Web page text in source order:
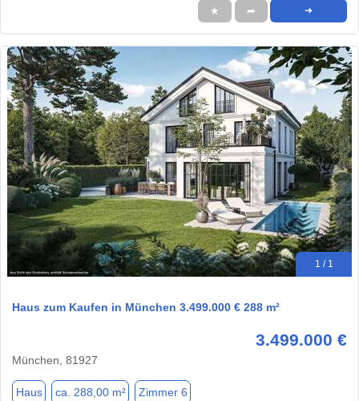
★ ➦ ➜
1 / 1
Haus zum Kaufen in München 3.499.000 € 288 m²
3.499.000 €
München, 81927
Haus ca. 288,00 m² Zimmer 6